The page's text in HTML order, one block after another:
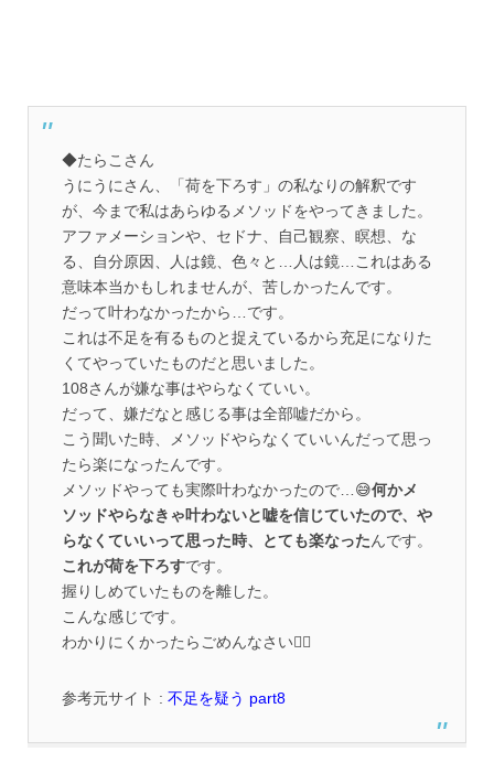
◆たらこさん
うにうにさん、「荷を下ろす」の私なりの解釈です
が、今まで私はあらゆるメソッドをやってきました。
アファメーションや、セドナ、自己観察、瞑想、な
る、自分原因、人は鏡、色々と…人は鏡…これはある
意味本当かもしれませんが、苦しかったんです。
だって叶わなかったから…です。
これは不足を有るものと捉えているから充足になりた
くてやっていたものだと思いました。
108さんが嫌な事はやらなくていい。
だって、嫌だなと感じる事は全部嘘だから。
こう聞いた時、メソッドやらなくていいんだって思っ
たら楽になったんです。
メソッドやっても実際叶わなかったので…😅何かメ
ソッドやらなきゃ叶わないと嘘を信じていたので、や
らなくていいって思った時、とても楽なったんです。
これが荷を下ろすです。
握りしめていたものを離した。
こんな感じです。
わかりにくかったらごめんなさい🙇‍♀️
参考元サイト : 不足を疑う part8